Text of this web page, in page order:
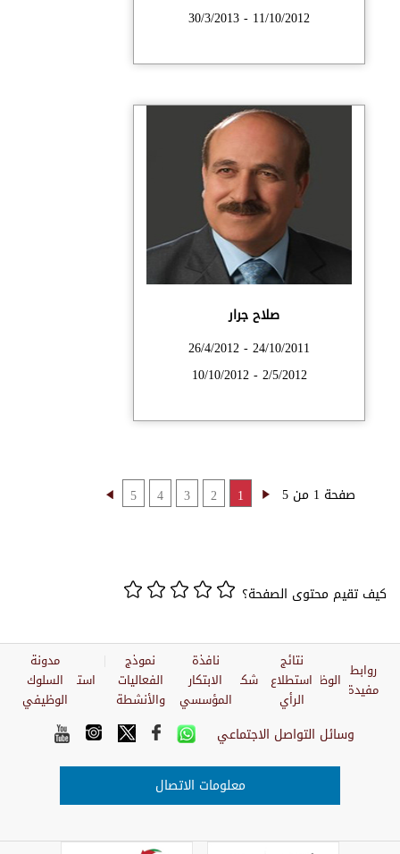
11/10/2012 - 30/3/2013
صلاح جرار
24/10/2011 - 26/4/2012
2/5/2012 - 10/10/2012
صفحة 1 من 5 1
2
3
4
5
كيف تقيم محتوى الصفحة؟
روابط
مفيدة الوظائف
نتائج
استطلاع
الرأي
شكاوي
نافذة
الابتكار
المؤسسي
نموذج
الفعاليات
والأنشطة
استبيان
مدونة
السلوك
الوظيفي
وسائل التواصل الاجتماعي
معلومات الاتصال